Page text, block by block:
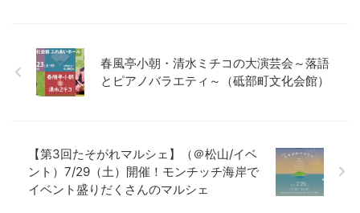
春風亭小朝・清水ミチコの大演芸会～落語
とピアノバラエティ～（砥部町文化会館）
【第3回たそがれマルシェ】（＠松山/イベ
ント）7/29（土）開催！モンチッチ海岸で
イベント盛りだくさんのマルシェ